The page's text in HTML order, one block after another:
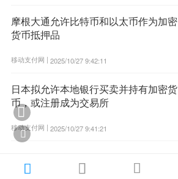
摩根大通允许比特币和以太币作为加密
货币抵押品
移动支付网 | 2025/10/27 9:42:11
日本拟允许本地银行买卖并持有加密货
币，或注册成为交易所
移动支付网 | 2025/10/27 9:41:21
  

